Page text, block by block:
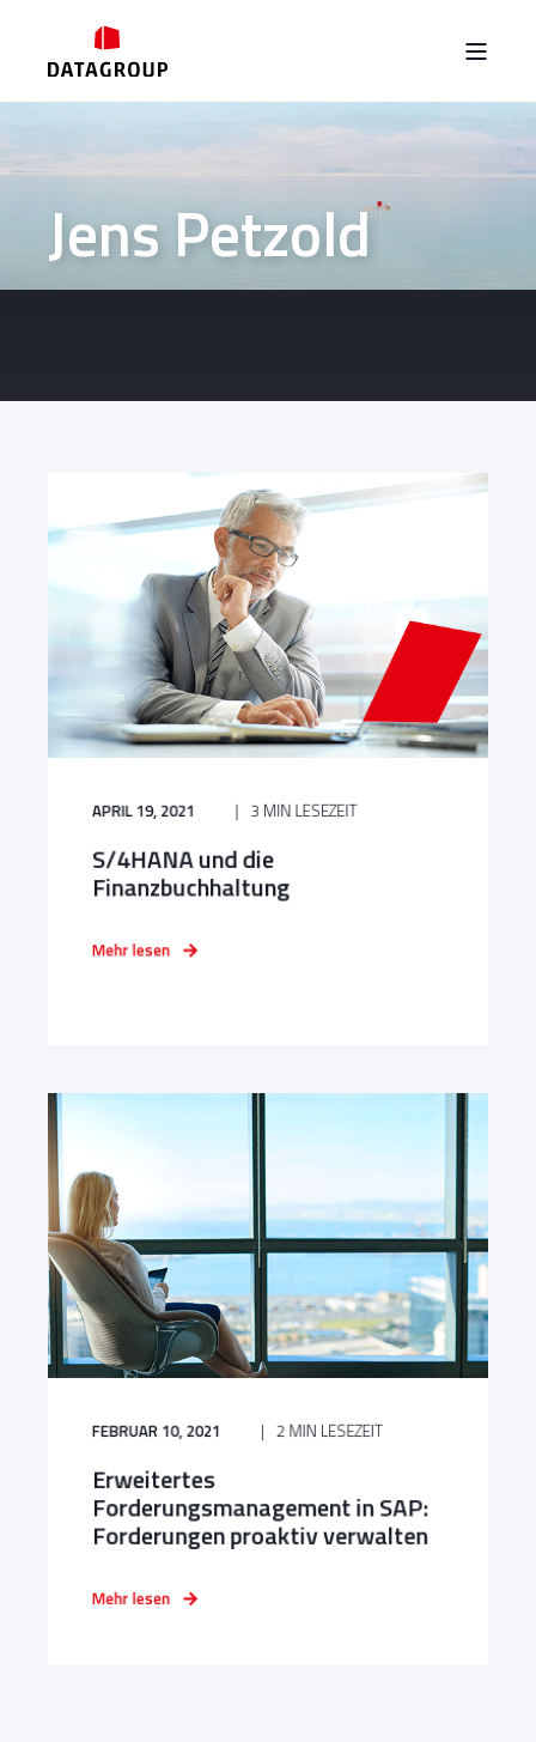
Jens Petzold
APRIL 19, 2021 3 MIN LESEZEIT
S/4HANA und die
Finanzbuchhaltung
Mehr lesen
FEBRUAR 10, 2021 2 MIN LESEZEIT
Erweitertes
Forderungsmanagement in SAP:
Forderungen proaktiv verwalten
Mehr lesen